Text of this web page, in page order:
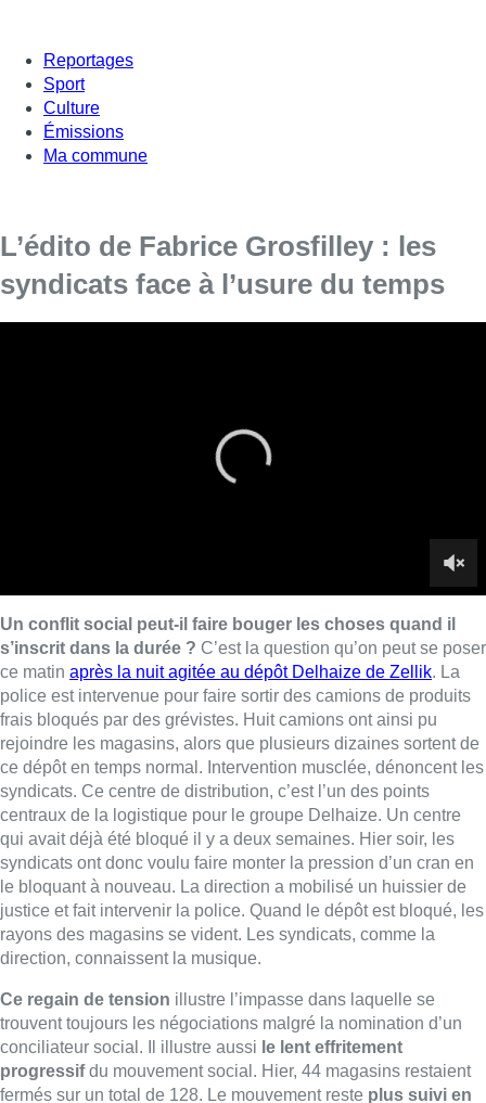
Reportages
Sport
Culture
Émissions
Ma commune
L’édito de Fabrice Grosfilley : les
syndicats face à l’usure du temps
frais bloqués par des grévistes. Huit camions ont ainsi pu
rejoindre les magasins, alors que plusieurs dizaines sortent de
ce dépôt en temps normal. Intervention musclée, dénoncent les
syndicats ont donc voulu faire monter la pression d’un cran en
le bloquant à nouveau. La direction a mobilisé un huissier de
justice et fait intervenir la police. Quand le dépôt est bloqué, les
rayons des magasins se vident. Les syndicats, comme la
direction, connaissent la musique.
Ce regain de tension
illustre l’impasse dans laquelle se
trouvent toujours les négociations malgré la nomination d’un
conciliateur social. Il illustre aussi
le lent effritement
progressif du mouvement social. Hier, 44 magasins restaient
fermés sur un total de 128. Le mouvement reste
plus suivi en
Région bruxelloise avec seulement 2 magasins ouverts sur
22
, mais en Wallonie et surtout en Flandre la tendance est à la
réouverture. C’est sans doute le pari de la direction de
Delhaize
… Qu’au final, le conflit perde en intensité, que les
employés du groupe, les caissières, réassortisseurs, chefs de
rayon, manutentionnaires reprennent peu à peu le travail. C’est
donc, en effet miroir, la crainte des syndicats : perdre l’avantage
que leur confère le blocage des magasins.Cette pression sur
le chiffre d’affairesde Delhaize qui pourrait contraindre une
direction qui n’en a pas la volonté de quand même finir par
négocier.